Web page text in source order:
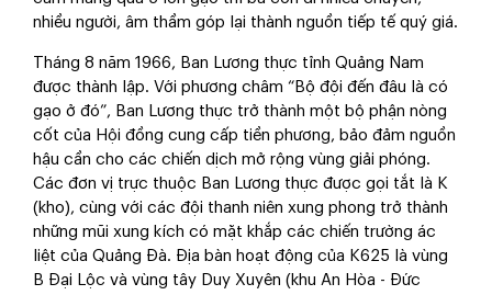
nhiều người, âm thầm góp lại thành nguồn tiếp tế quý giá.
Tháng 8 năm 1966, Ban Lương thực tỉnh Quảng Nam
được thành lập. Với phương châm “Bộ đội đến đâu là có
gạo ở đó”, Ban Lương thực trở thành một bộ phận nòng
cốt của Hội đồng cung cấp tiền phương, bảo đảm nguồn
hậu cần cho các chiến dịch mở rộng vùng giải phóng.
Các đơn vị trực thuộc Ban Lương thực được gọi tắt là K
(kho), cùng với các đội thanh niên xung phong trở thành
những mũi xung kích có mặt khắp các chiến trường ác
liệt của Quảng Đà. Địa bàn hoạt động của K625 là vùng
B Đại Lộc và vùng tây Duy Xuyên (khu An Hòa - Đức